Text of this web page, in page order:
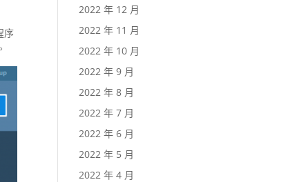
序
2022 年 12 月
2022 年 11 月
2022 年 10 月
2022 年 9 月
2022 年 8 月
2022 年 7 月
2022 年 6 月
2022 年 5 月
2022 年 4 月